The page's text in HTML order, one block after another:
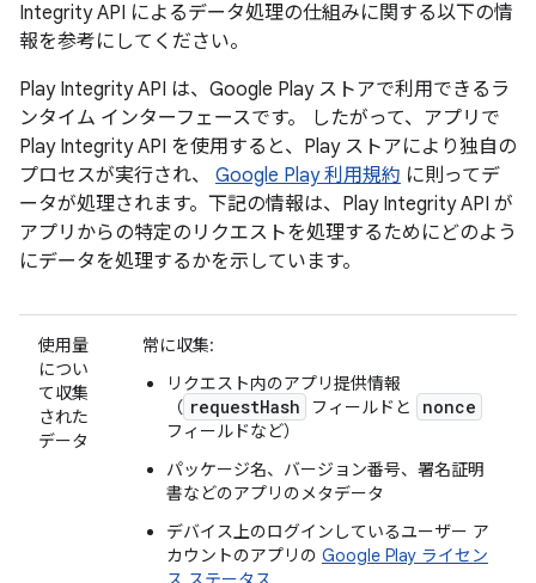
Integrity API によるデータ処理の仕組みに関する以下の情
報を参考にしてください。
Play Integrity API は、Google Play ストアで利用できるラ
ンタイム インターフェースです。 したがって、アプリで
Play Integrity API を使用すると、Play ストアにより独自の
プロセスが実行され、 Google Play 利用規約 に則ってデ
ータが処理されます。下記の情報は、Play Integrity API が
アプリからの特定のリクエストを処理するためにどのよう
にデータを処理するかを示しています。
使用量
につい
て収集
された
データ
常に収集:
リクエスト内のアプリ提供情報
（ requestHash フィールドと nonce
フィールドなど）
パッケージ名、バージョン番号、署名証明
書などのアプリのメタデータ
デバイス上のログインしているユーザー ア
カウントのアプリの Google Play ライセン